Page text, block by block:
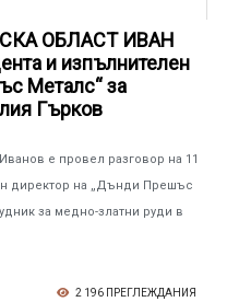
ОБЛАСТ ИВАН
и изпълнителен
Металс“ за
Гърков
е провел разговор на 11
директор на „Дънди Прешъс
за медно-златни руди в
2 196 ПРЕГЛЕЖДАНИЯ